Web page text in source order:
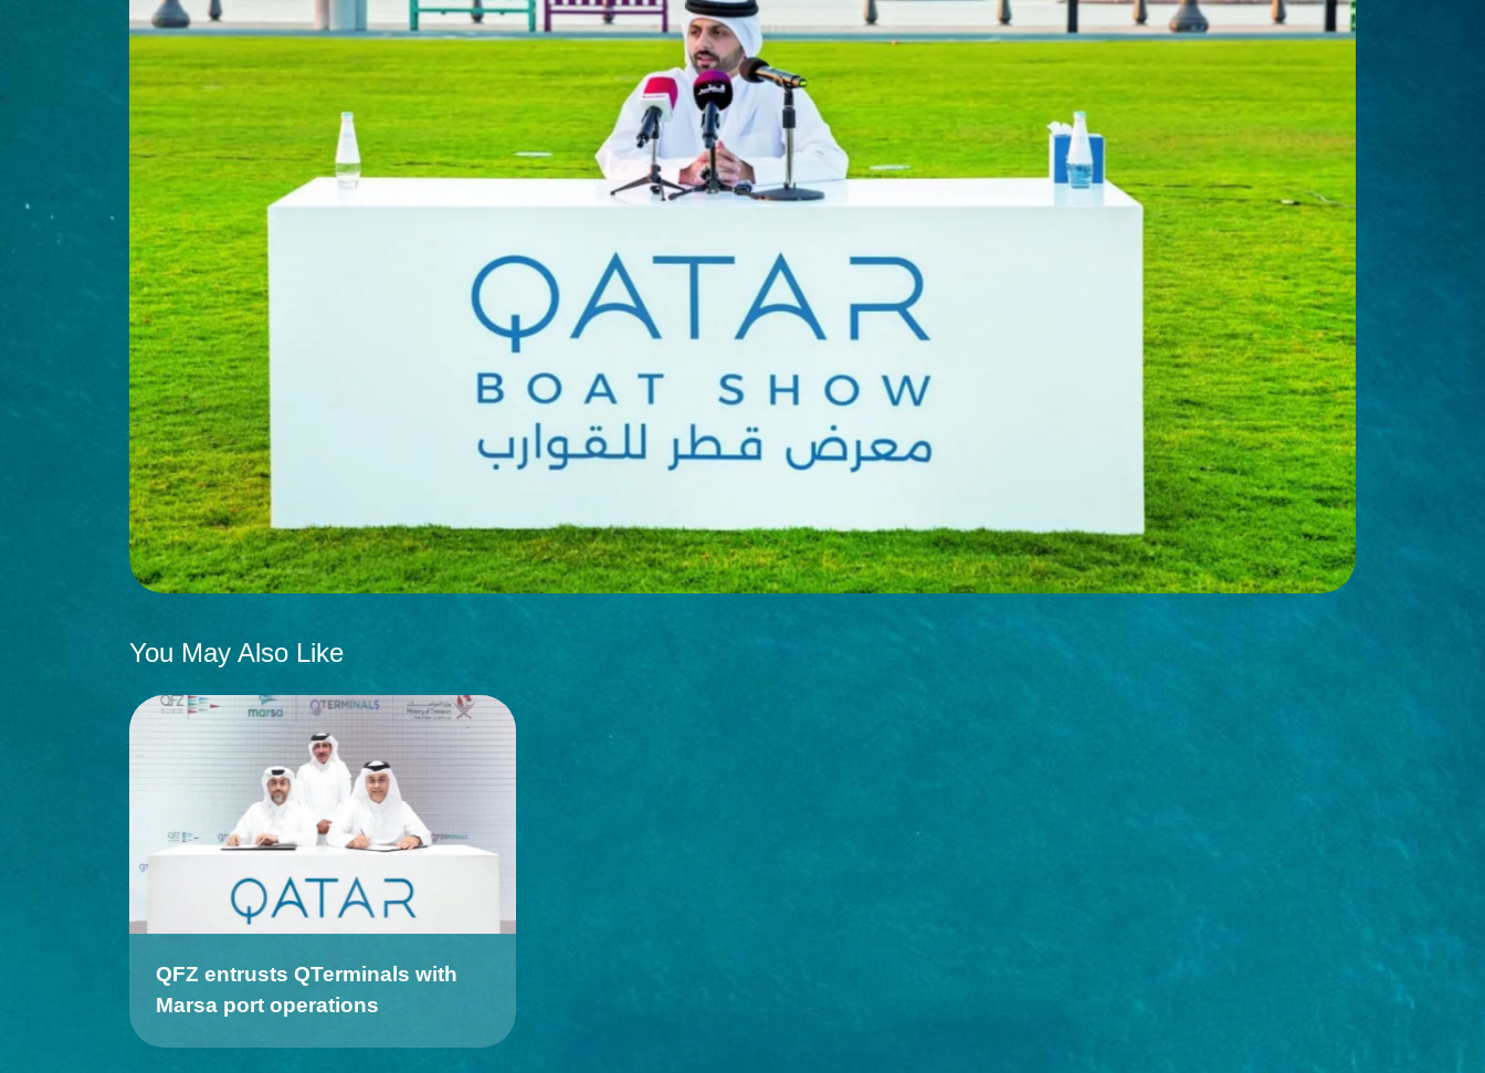
You May Also Like
QFZ entrusts QTerminals with
Marsa port operations